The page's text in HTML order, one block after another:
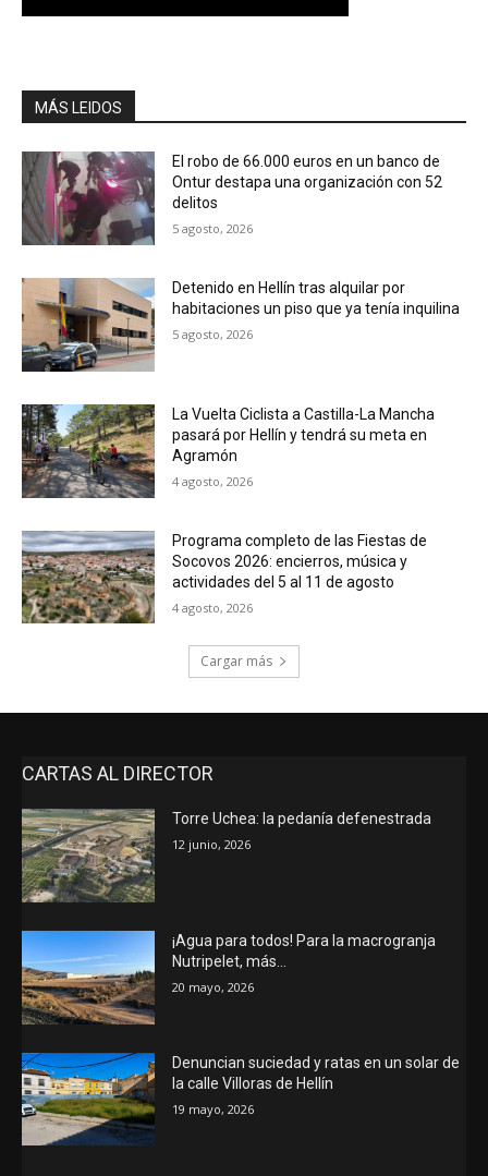
MÁS LEIDOS
El robo de 66.000 euros en un banco de
Ontur destapa una organización con 52
delitos
5 agosto, 2026
Detenido en Hellín tras alquilar por
habitaciones un piso que ya tenía inquilina
5 agosto, 2026
La Vuelta Ciclista a Castilla-La Mancha
pasará por Hellín y tendrá su meta en
Agramón
4 agosto, 2026
Programa completo de las Fiestas de
Socovos 2026: encierros, música y
actividades del 5 al 11 de agosto
4 agosto, 2026
Cargar más
CARTAS AL DIRECTOR
Torre Uchea: la pedanía defenestrada
12 junio, 2026
¡Agua para todos! Para la macrogranja
Nutripelet, más…
20 mayo, 2026
Denuncian suciedad y ratas en un solar de
la calle Villoras de Hellín
19 mayo, 2026